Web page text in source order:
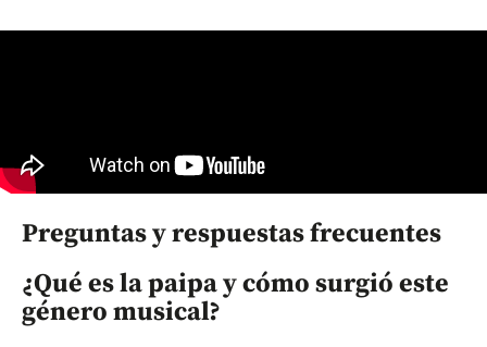
Preguntas y respuestas frecuentes
¿Qué es la paipa y cómo surgió este
género musical?